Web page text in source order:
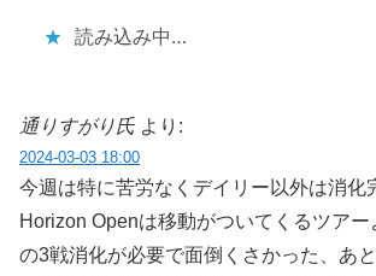
読み込み中…
通りすがり氏 より:
2024-03-03 18:00
今週は特に苦労なくデイリー以外は消化
Horizon Openは移動がついてくるツア
の3戦消化が必要で面倒くさかった、あ